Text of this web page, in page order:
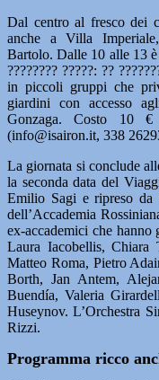
Dal centro al fresco dei
anche a Villa
Bartolo. Dalle 10 alle 13 è
???????? ?????: ??
in piccoli gruppi che
giardini con accesso
Gonzaga. Costo 10 €
(info@isairon.it, 338
La giornata si conclude
la seconda data del
Emilio Sagi e ripreso da
dell’Accademia
ex-accademici che hanno
Laura Iacobellis, Chiara
Matteo Roma, Pietro
Borth, Jan Antem,
Buendía, Valeria
Huseynov. L’Orchestra
Rizzi.
Programma ricco